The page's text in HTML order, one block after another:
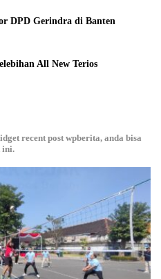
DPD Gerindra di Banten
All New Terios
recent post wpberita, anda bisa
ini.